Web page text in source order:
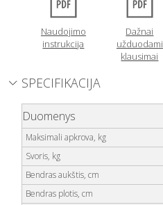
Naudojimo
instrukcija
Dažnai
užduodami
klausimai
SPECIFIKACIJA
Duomenys
Maksimali apkrova, kg
Svoris, kg
Bendras aukštis, cm
Bendras plotis, cm